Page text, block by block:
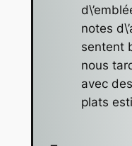
notes
sentent
nous
avec
plats